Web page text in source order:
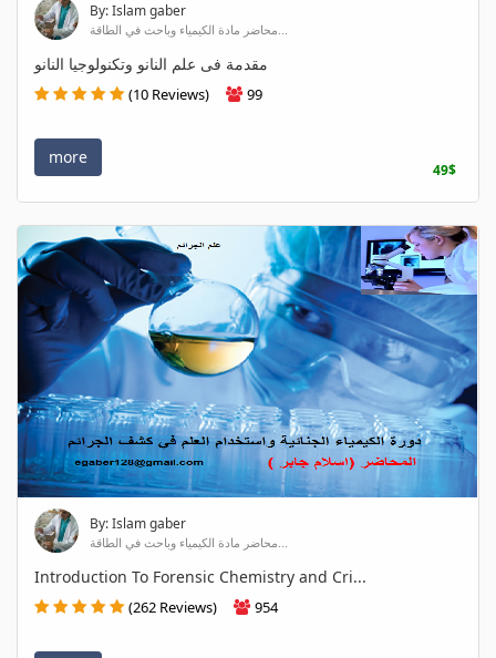
By: Islam gaber
محاضر مادة الكيمياء وباحث في الطاقة...
مقدمة فى علم النانو وتكنولوجيا النانو
(10 Reviews) 99
more
49$
By: Islam gaber
محاضر مادة الكيمياء وباحث في الطاقة...
Introduction To Forensic Chemistry and Cri...
(262 Reviews) 954